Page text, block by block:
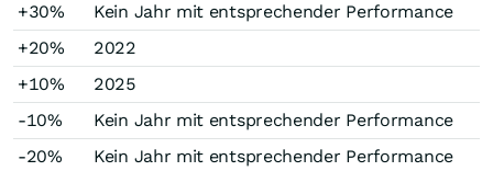
+30%
Kein Jahr mit entsprechender Performance
+20%
2022
+10%
2025
-10%
Kein Jahr mit entsprechender Performance
-20%
Kein Jahr mit entsprechender Performance